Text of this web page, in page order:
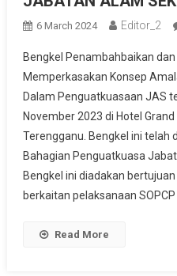
6 March 2024 Editor_2
Bengkel Penambahbaikan
Memperkasakan Konsep
Dalam Penguatkuasaan JAS
November 2023 di Hotel
Terengganu. Bengkel ini telah
Bahagian Penguatkuasa
Bengkel ini diadakan
berkaitan pelaksanaan
Read More